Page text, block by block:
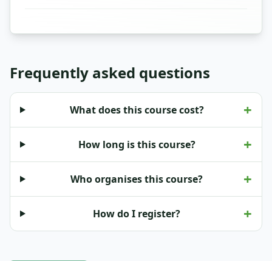
Frequently asked questions
What does this course cost? +
How long is this course? +
Who organises this course? +
How do I register? +